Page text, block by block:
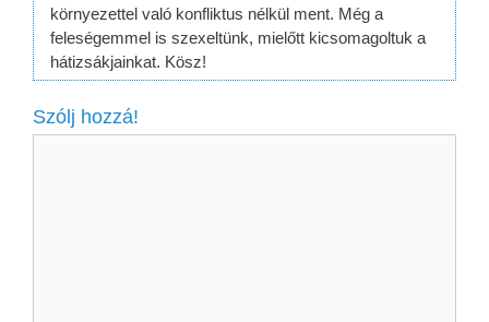
környezettel való konfliktus nélkül ment. Még a
feleségemmel is szexeltünk, mielőtt kicsomagoltuk a
hátizsákjainkat. Kösz!
Szólj hozzá!